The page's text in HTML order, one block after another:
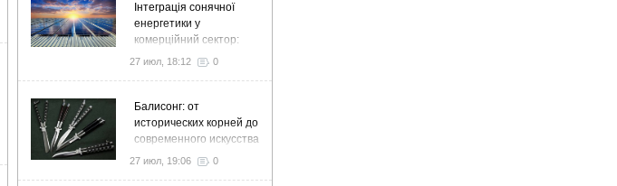
Інтеграція сонячної
енергетики у
комерційний сектор:
стратегія розвитку та
27 июл, 18:12 0
Балисонг: от
исторических корней до
современного искусства
флиппинга
27 июл, 19:06 0